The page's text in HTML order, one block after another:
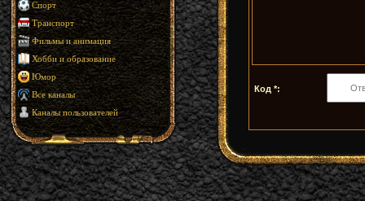
Спорт
Транспорт
Фильмы и анимация
Хобби и образование
Юмор
Все каналы
Каналы пользователей
Код *: